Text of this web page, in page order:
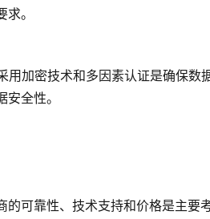
。
加密技术和多因素认证是确保数
全性。
可靠性、技术支持和价格是主要